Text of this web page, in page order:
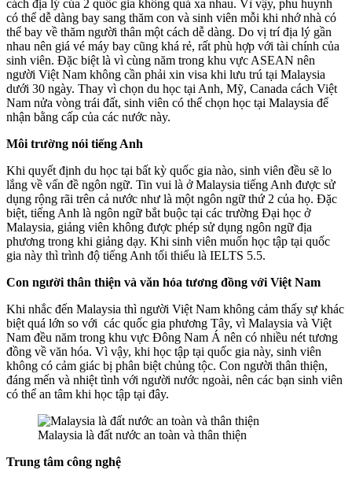
cách địa lý của 2 quốc gia không quá xa nhau. Vì vậy, phu huynh
có thể dễ dàng bay sang thăm con và sinh viên mỗi khi nhớ nhà có
thể bay về thăm người thân một cách dễ dàng. Do vị trí địa lý gần
nhau nên giá vé máy bay cũng khá rẻ, rất phù hợp với tài chính của
sinh viên. Đặc biệt là vì cùng năm trong khu vực ASEAN nên
người Việt Nam không cần phải xin visa khi lưu trú tại Malaysia
dưới 30 ngày. Thay vì chọn du học tại Anh, Mỹ, Canada cách Việt
Nam nửa vòng trái đất, sinh viên có thể chọn học tại Malaysia để
nhận bằng cấp của các nước này.
Môi trường nói tiếng Anh
Khi quyết định du học tại bất kỳ quốc gia nào, sinh viên đều sẽ lo
lắng về vấn đề ngôn ngữ. Tin vui là ở Malaysia tiếng Anh được sử
dụng rộng rãi trên cả nước như là một ngôn ngữ thứ 2 của họ. Đặc
biệt, tiếng Anh là ngôn ngữ bắt buộc tại các trường Đại học ở
Malaysia, giảng viên không được phép sử dụng ngôn ngữ địa
phương trong khi giảng dạy. Khi sinh viên muốn học tập tại quốc
gia này thì trình độ tiếng Anh tối thiểu là IELTS 5.5.
Con người thân thiện và văn hóa tương đồng với Việt Nam
Khi nhắc đến Malaysia thì người Việt Nam không cảm thấy sự khác
biệt quá lớn so với các quốc gia phương Tây, vì Malaysia và Việt
Nam đều năm trong khu vực Đông Nam Á nên có nhiều nét tương
đồng về văn hóa. Vì vậy, khi học tập tại quốc gia này, sinh viên
không có cảm giác bị phân biệt chủng tộc. Con người thân thiện,
đáng mến và nhiệt tình với người nước ngoài, nên các bạn sinh viên
có thể an tâm khi học tập tại đây.
Malaysia là đất nước an toàn và thân thiện
Trung tâm công nghệ